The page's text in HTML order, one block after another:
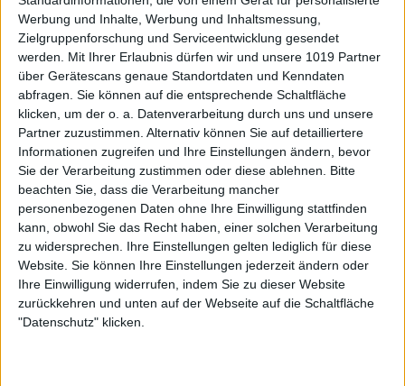
Werbung und Inhalte, Werbung und Inhaltsmessung,
Zielgruppenforschung und Serviceentwicklung gesendet
werden.
Mit Ihrer Erlaubnis dürfen wir und unsere 1019 Partner
über Gerätescans genaue Standortdaten und Kenndaten
abfragen. Sie können auf die entsprechende Schaltfläche
klicken, um der o. a. Datenverarbeitung durch uns und unsere
Partner zuzustimmen. Alternativ können Sie auf detailliertere
Informationen zugreifen und Ihre Einstellungen ändern, bevor
Sie der Verarbeitung zustimmen oder diese ablehnen.
Bitte
beachten Sie, dass die Verarbeitung mancher
personenbezogenen Daten ohne Ihre Einwilligung stattfinden
kann, obwohl Sie das Recht haben, einer solchen Verarbeitung
zu widersprechen. Ihre Einstellungen gelten lediglich für diese
Website. Sie können Ihre Einstellungen jederzeit ändern oder
Ihre Einwilligung widerrufen, indem Sie zu dieser Website
zurückkehren und unten auf der Webseite auf die Schaltfläche
"Datenschutz" klicken.